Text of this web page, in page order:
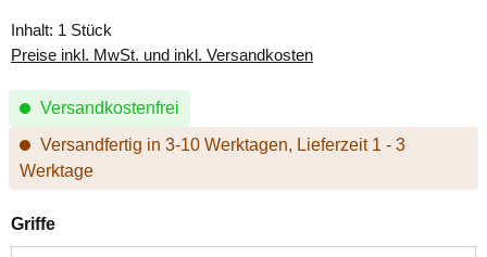
Inhalt: 1 Stück
Preise inkl. MwSt. und inkl. Versandkosten
Versandkostenfrei
Versandfertig in 3-10 Werktagen, Lieferzeit 1 - 3
Werktage
Griffeauswählen